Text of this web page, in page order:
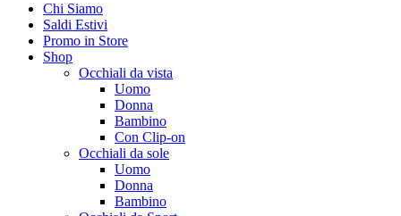
Chi Siamo
Saldi Estivi
Promo in Store
Shop
Occhiali da vista
Uomo
Donna
Bambino
Con Clip-on
Occhiali da sole
Uomo
Donna
Bambino